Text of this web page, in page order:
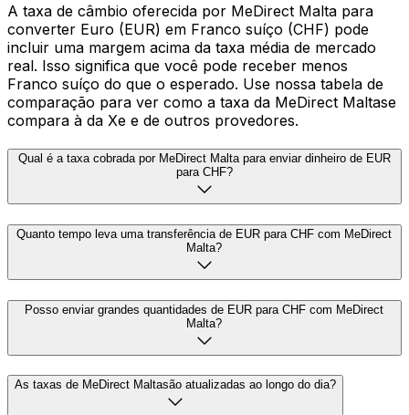
A taxa de câmbio oferecida por MeDirect Malta para
converter Euro (EUR) em Franco suíço (CHF) pode
incluir uma margem acima da taxa média de mercado
real. Isso significa que você pode receber menos
Franco suíço do que o esperado. Use nossa tabela de
comparação para ver como a taxa da MeDirect Maltase
compara à da Xe e de outros provedores.
Qual é a taxa cobrada por MeDirect Malta para enviar dinheiro de EUR
para CHF?
Quanto tempo leva uma transferência de EUR para CHF com MeDirect
Malta?
Posso enviar grandes quantidades de EUR para CHF com MeDirect
Malta?
As taxas de MeDirect Maltasão atualizadas ao longo do dia?